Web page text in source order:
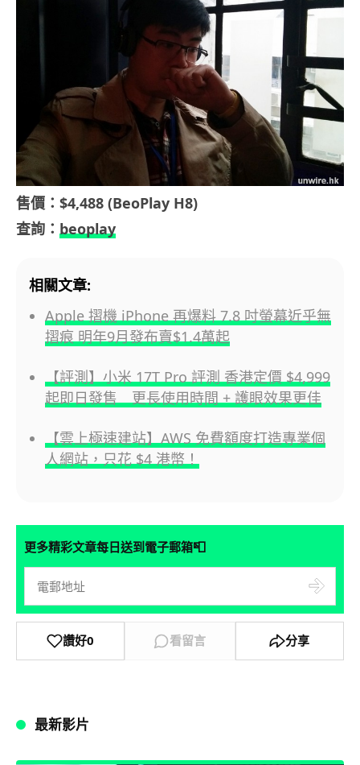
售價：$4,488 (BeoPlay H8)
查詢： beoplay
相關文章:
Apple 摺機 iPhone 再爆料 7.8 吋螢幕近乎無
摺痕 明年9月發布賣$1.4萬起
【評測】小米 17T Pro 評測 香港定價 $4,999
起即日發售 更長使用時間 + 護眼效果更佳
【雲上極速建站】AWS 免費額度打造專業個
人網站，只花 $4 港幣！
更多精彩文章每日送到電子郵箱📮
讚好0 看留言 分享
最新影片